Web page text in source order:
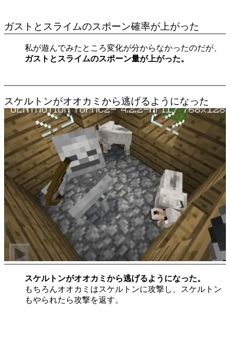
ガストとスライムのスポーン確率が上がった
私が遊んでみたところ変化が分からなかったのだが、
ガストとスライムのスポーン量が上がった。
スケルトンがオオカミから逃げるようになった
スケルトンがオオカミから逃げるようになった。
もちろんオオカミはスケルトンに攻撃し、スケルトン
もやられたら攻撃を返す。